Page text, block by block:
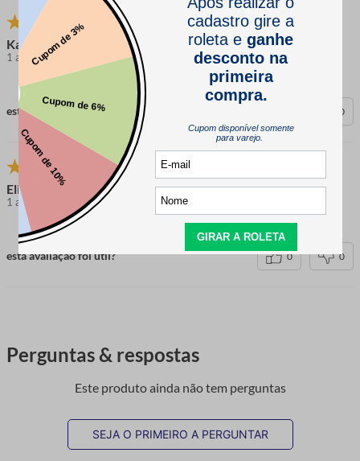
Karina
1 ano atrás comprador verificado
esta avaliação foi útil? 0
Eliene Frazão
1 ano atrás comprador verificado
esta avaliação foi útil? 0 0
Perguntas & respostas
Este produto ainda não tem perguntas
SEJA O PRIMEIRO A PERGUNTAR